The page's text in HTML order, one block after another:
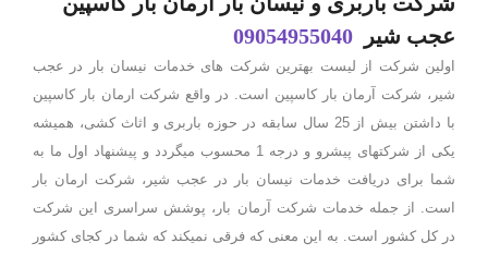
عجب شیر 09054955040
اولین شرکت از لیست بهترین شرکت های خدمات نیسان بار در عجب
شیر، شرکت آرمان بار کاسپین است. در واقع شرکت ارمان بار کاسپین
با داشتن بیش از 25 سال سابقه در حوزه باربری و اثاث کشی، همیشه
یکی از شرکتهای پیشرو و درجه 1 محسوب میگردد و پیشنهاد اول ما به
شما برای دریافت خدمات نیسان بار در عجب شیر، شرکت ارمان بار
است. از جمله خدمات شرکت آرمان بار، پوشش سراسری این شرکت
در کل کشور است. به این معنی که فرقی نمیکند که شما در کجای کشور